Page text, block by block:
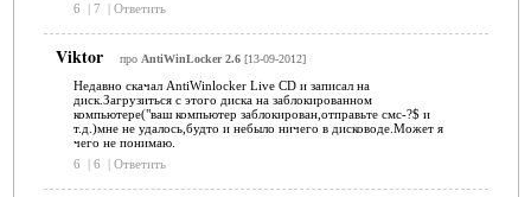
6
| 7 | Ответить
Viktor про AntiWinLocker 2.6[13-09-2012]
Недавно скачал AntiWinlocker Live CD и записал на
диск.Загрузиться с этого диска на заблокированном
компьютере("ваш компьютер заблокирован,отправьте смс-?$ и
т.д.)мне не удалось,будто и небыло ничего в дисководе.Может я
чего не понимаю.
6
| 6 | Ответить